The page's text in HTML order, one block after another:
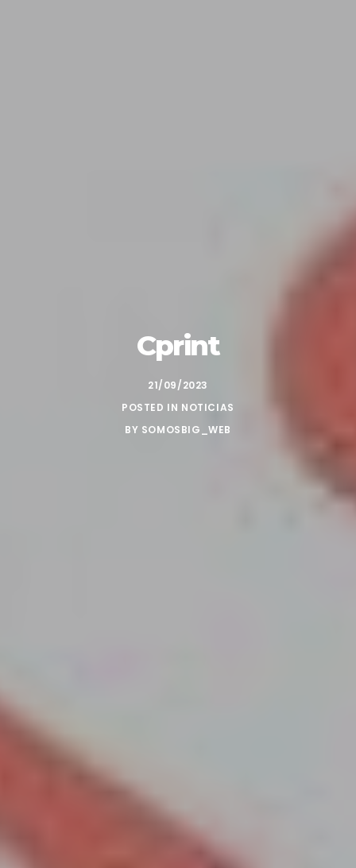
Cprint
21/09/2023
POSTED IN NOTICIAS
BY SOMOSBIG_WEB